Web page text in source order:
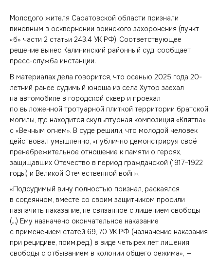
Молодого жителя Саратовской области признали
виновным в осквернении воинского захоронения (пункт
«б» части 2 статьи 243.4 УК РФ). Соответствующее
решение вынес Калининский районный суд, сообщает
пресс-служба инстанции.
В материалах дела говорится, что осенью 2025 года 20-
летний ранее судимый юноша из села Хутор заехал
на автомобиле в городской сквер и проехал
по выложенной тротуарной плиткой территории братской
могилы, где находится скульптурная композиция «Клятва»
с «Вечным огнем». В суде решили, что молодой человек
действовал умышленно, «публично демонстрируя своё
пренебрежительное отношение к памяти о героях,
защищавших Отечество в период гражданской (1917–1922
годы) и Великой Отечественной войн».
«Подсудимый вину полностью признал, раскаялся
в содеянном, вместе со своим защитником просили
назначить наказание, не связанное с лишением свободы
(…) Ему назначено окончательное наказание
с применением статей 69, 70 УК РФ (назначение наказания
при рецидиве, прим.ред.) в виде четырех лет лишения
свободы с отбыванием в колонии общего режима», —